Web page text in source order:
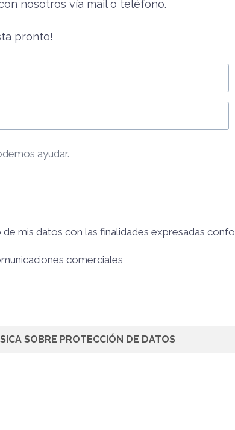
nosotros vía mail o teléfono.
pronto!
mis datos con las finalidades expresadas
comerciales
SOBRE PROTECCIÓN DE DATOS